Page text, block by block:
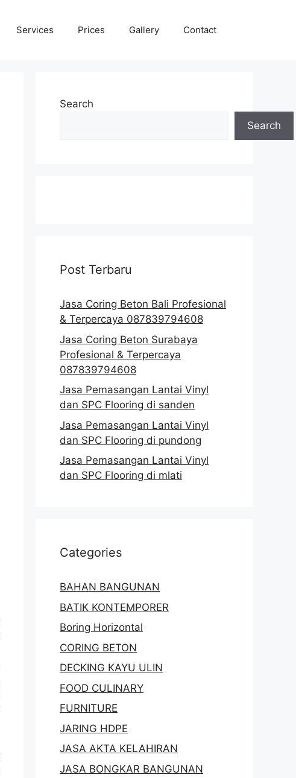
Services Prices Gallery Contact
Search
Search
Post Terbaru
Jasa Coring Beton Bali Profesional
& Terpercaya 087839794608
Jasa Coring Beton Surabaya
Profesional & Terpercaya
087839794608
Jasa Pemasangan Lantai Vinyl
dan SPC Flooring di sanden
Jasa Pemasangan Lantai Vinyl
dan SPC Flooring di pundong
Jasa Pemasangan Lantai Vinyl
dan SPC Flooring di mlati
Categories
BAHAN BANGUNAN
BATIK KONTEMPORER
Boring Horizontal
CORING BETON
DECKING KAYU ULIN
FOOD CULINARY
FURNITURE
JARING HDPE
JASA AKTA KELAHIRAN
JASA BONGKAR BANGUNAN